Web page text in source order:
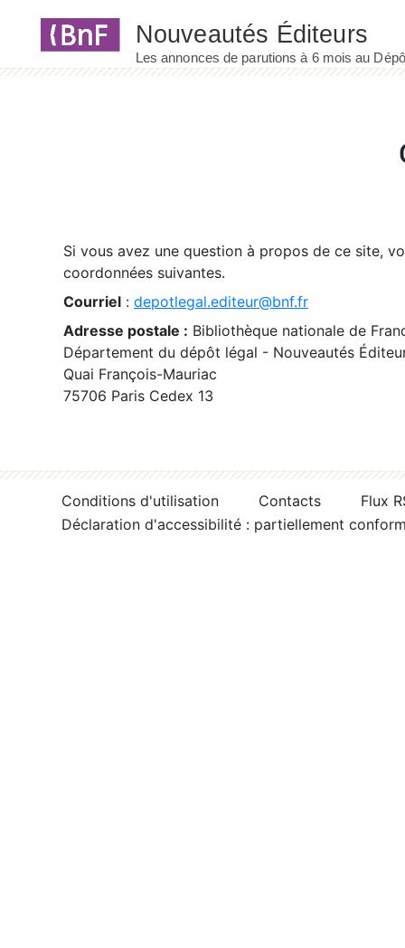
Si vous avez une question à propos de ce site,
coordonnées suivantes.
Courriel : depotlegal.editeur@bnf.fr
Adresse postale : Bibliothèque nationale de
Département du dépôt légal - Nouveautés
Quai François-Mauriac
75706 Paris Cedex 13
Conditions d'utilisation Contacts
Flux
Déclaration d'accessibilité : partiellement